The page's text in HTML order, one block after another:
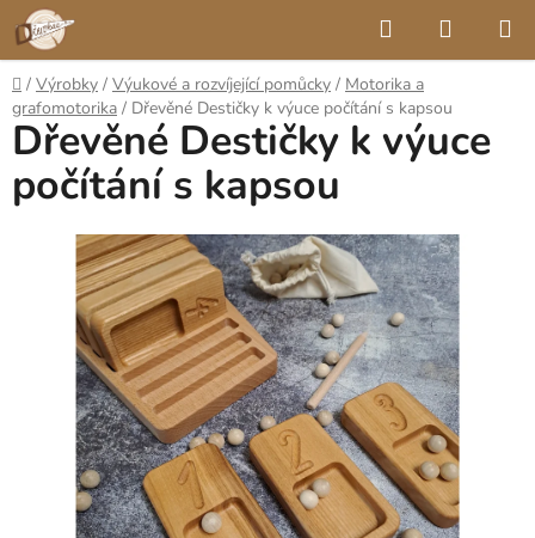
Přejít
na
obsah
Hledat
KOŠÍK
Domů
/ Výrobky / Výukové a rozvíjející pomůcky / Motorika a
grafomotorika / Dřevěné Destičky k výuce počítání s kapsou
Dřevěné Destičky k výuce
počítání s kapsou